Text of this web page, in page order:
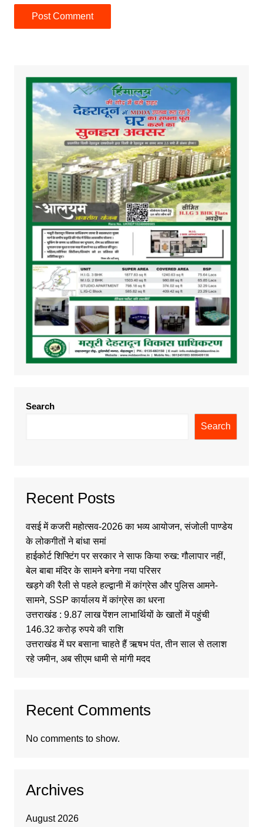
Search
Search
Recent Posts
वसई में कजरी महोत्सव-2026 का भव्य आयोजन, संजोली पाण्डेय
के लोकगीतों ने बांधा समां
हाईकोर्ट शिफ्टिंग पर सरकार ने साफ किया रुख: गौलापार नहीं,
बेल बाबा मंदिर के सामने बनेगा नया परिसर
खड़गे की रैली से पहले हल्द्वानी में कांग्रेस और पुलिस आमने-
सामने, SSP कार्यालय में कांग्रेस का धरना
उत्तराखंड : 9.87 लाख पेंशन लाभार्थियों के खातों में पहुंची
146.32 करोड़ रुपये की राशि
उत्तराखंड में घर बसाना चाहते हैं ऋषभ पंत, तीन साल से तलाश
रहे जमीन, अब सीएम धामी से मांगी मदद
Recent Comments
No comments to show.
Archives
August 2026